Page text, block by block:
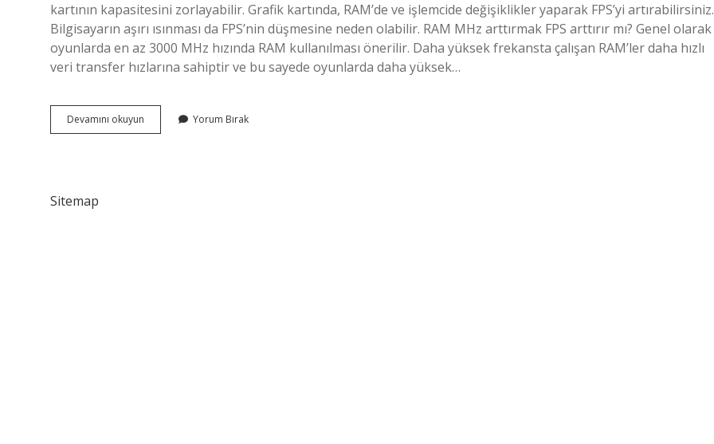
kartının kapasitesini zorlayabilir. Grafik kartında, RAM’de ve işlemcide değişiklikler yaparak FPS’yi artırabilirsiniz.
Bilgisayarın aşırı ısınması da FPS’nin düşmesine neden olabilir. RAM MHz arttırmak FPS arttırır mı? Genel olarak
oyunlarda en az 3000 MHz hızında RAM kullanılması önerilir. Daha yüksek frekansta çalışan RAM’ler daha hızlı
veri transfer hızlarına sahiptir ve bu sayede oyunlarda daha yüksek…
Devamını okuyun
Artarsa
Yorum Bırak
Sitemap